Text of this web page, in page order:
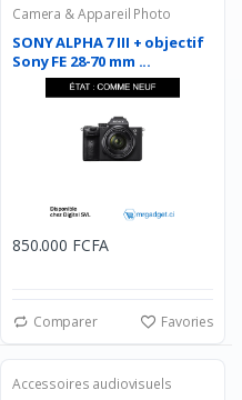
Camera & Appareil Photo
SONY ALPHA 7 III + objectif
Sony FE 28-70 mm ...
850.000 FCFA
Comparer Favories
Accessoires audiovisuels